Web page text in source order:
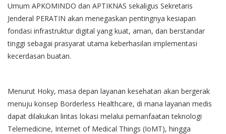
Umum APKOMINDO dan APTIKNAS sekaligus Sekretaris
Jenderal PERATIN akan menegaskan pentingnya kesiapan
fondasi infrastruktur digital yang kuat, aman, dan berstandar
tinggi sebagai prasyarat utama keberhasilan implementasi
kecerdasan buatan.
Menurut Hoky, masa depan layanan kesehatan akan bergerak
menuju konsep Borderless Healthcare, di mana layanan medis
dapat dilakukan lintas lokasi melalui pemanfaatan teknologi
Telemedicine, Internet of Medical Things (IoMT), hingga